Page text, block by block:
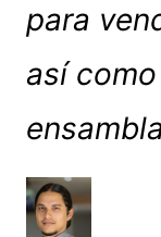
para
así